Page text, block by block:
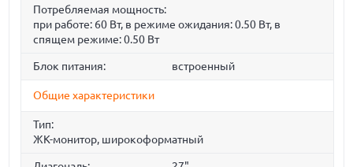
Потребляемая мощность:
при работе: 60 Вт, в режиме ожидания: 0.50 Вт, в
спящем режиме: 0.50 Вт
Блок питания: встроенный
Общие характеристики
Тип:
ЖК-монитор, широкоформатный